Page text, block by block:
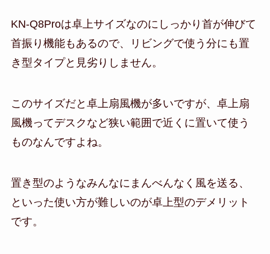
KN-Q8Proは卓上サイズなのにしっかり首が伸びて
首振り機能もあるので、リビングで使う分にも置
き型タイプと見劣りしません。
このサイズだと卓上扇風機が多いですが、卓上扇
風機ってデスクなど狭い範囲で近くに置いて使う
ものなんですよね。
置き型のようなみんなにまんべんなく風を送る、
といった使い方が難しいのが卓上型のデメリット
です。